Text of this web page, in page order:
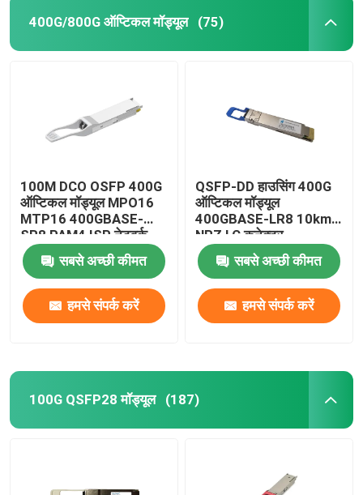
400G/800G ऑप्टिकल मॉड्यूल (75)
100M DCO OSFP 400G
ऑप्टिकल मॉड्यूल MPO16
MTP16 400GBASE-
SR8 PAM4 ISP नेटवर्क
सबसे अच्छी कीमत
हमसे संपर्क करें
QSFP-DD हाउसिंग 400G
ऑप्टिकल मॉड्यूल
400GBASE-LR8 10km
NRZ LC कनेक्टर
सबसे अच्छी कीमत
हमसे संपर्क करें
100G QSFP28 मॉड्यूल (187)